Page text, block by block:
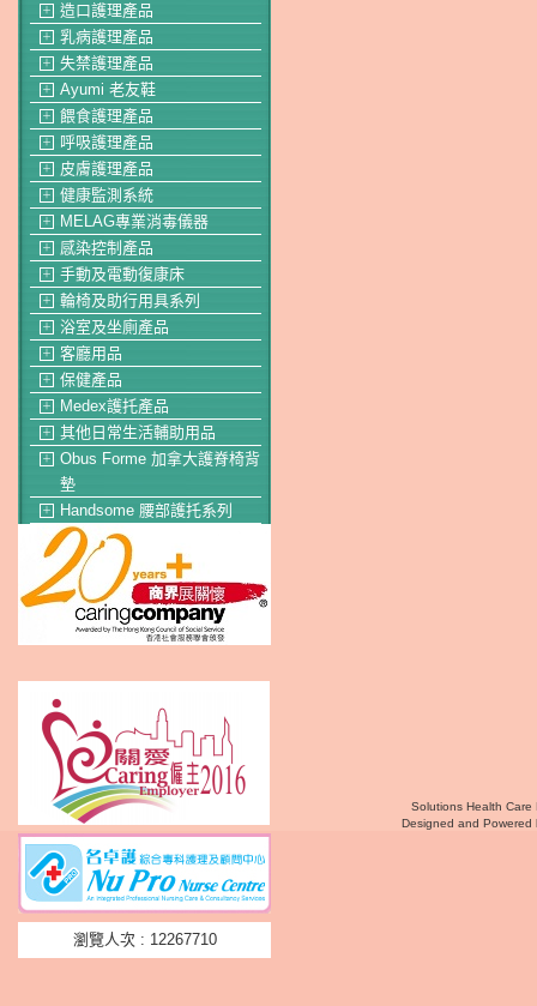
＋ 造口護理產品
＋ 乳病護理產品
＋ 失禁護理產品
＋ Ayumi 老友鞋
＋ 餵食護理產品
＋ 呼吸護理產品
＋ 皮膚護理產品
＋ 健康監測系統
＋ MELAG專業消毒儀器
＋ 感染控制產品
＋ 手動及電動復康床
＋ 輪椅及助行用具系列
＋ 浴室及坐廁產品
＋ 客廳用品
＋ 保健產品
＋ Medex護托產品
＋ 其他日常生活輔助用品
＋
Obus Forme 加拿大護脊椅背
墊
＋ Handsome 腰部護托系列
瀏覽人次 : 12267710
Solutions Health Care
Designed and